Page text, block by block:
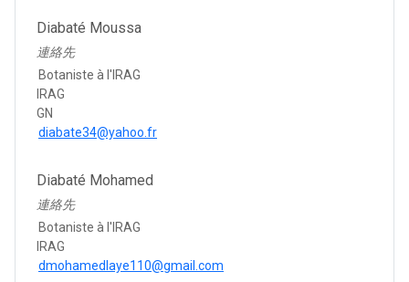
Diabaté Moussa
連絡先
Botaniste à l'IRAG
IRAG
GN
diabate34@yahoo.fr
Diabaté Mohamed
連絡先
Botaniste à l'IRAG
IRAG
dmohamedlaye110@gmail.com